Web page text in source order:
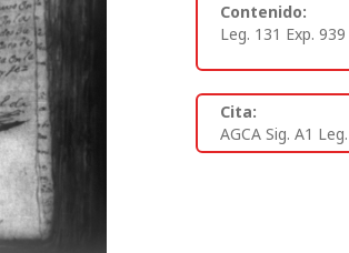
Contenido:
Leg. 131 Exp.
Cita:
AGCA Sig. A1